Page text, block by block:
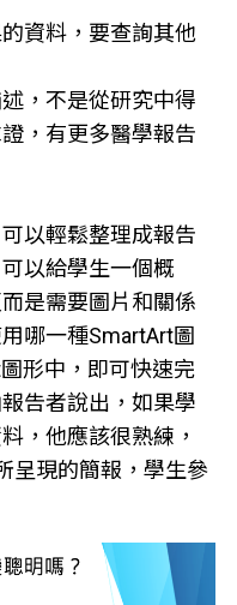
資料，要查詢其他
，不是從研究中得
，有更多醫學報告
以輕鬆整理成報告
以給學生一個概
是需要圖片和關係
哪一種SmartArt圖
形中，即可快速完
告者說出，如果學
，他應該很熟練，
呈現的簡報，學生參